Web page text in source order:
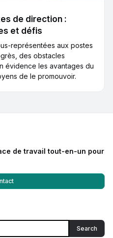
de direction :
et défis
représentées aux postes
des obstacles
évidence les avantages du
de le promouvoir.
de travail tout-en-un pour